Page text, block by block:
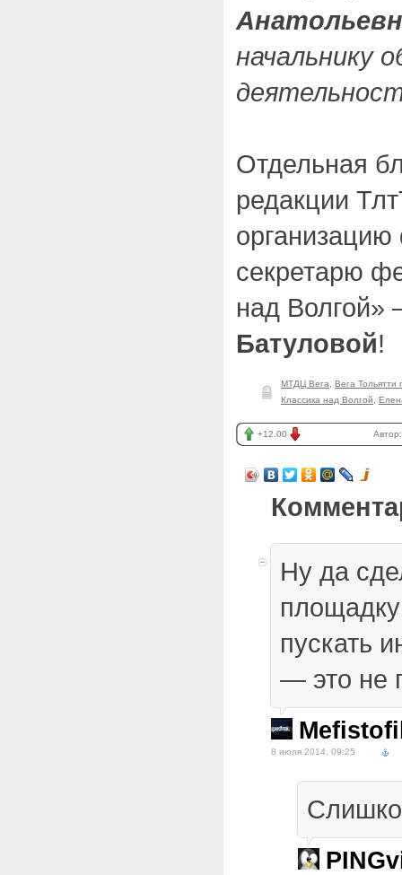
начальнику
Отдельная
редакции
секретарю
над
Батуловой!
МТДЦ Вега
Вега Тольятти
Классика над Волгой
+12.00
Ну да
пускать
— это не
8 июля 2014, 09:25